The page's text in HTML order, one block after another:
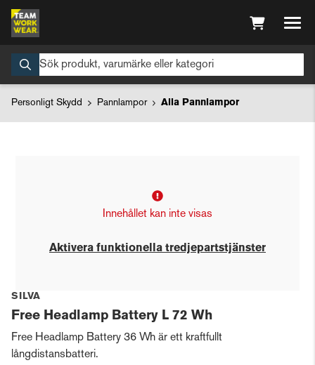
Personligt Skydd Pannlampor Alla Pannlampor
Innehållet kan inte visas
Aktivera funktionella tredjepartstjänster
SILVA
Free Headlamp Battery L 72 Wh
Free Headlamp Battery 36 Wh är ett kraftfullt
långdistansbatteri.